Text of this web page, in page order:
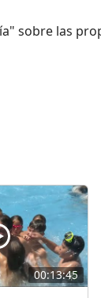
sobre las
00:13:45